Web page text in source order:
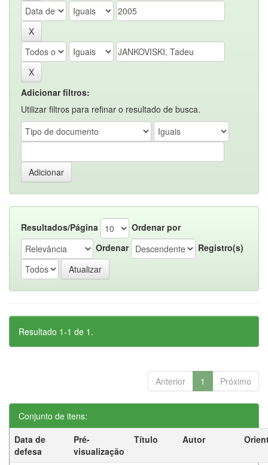
Adicionar filtros:
Utilizar filtros para refinar o resultado de busca.
Resultados/Página
Ordenar por
Ordenar
Registro(s)
Resultado 1-1 de 1.
Anterior 1 Próximo
Conjunto de itens:
Data de
defesa
Pré-
visualização
Título Autor